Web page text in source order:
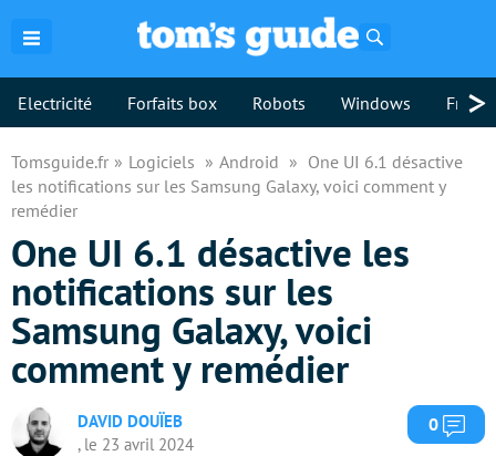
Electricité Forfaits box Robots Windows >
Tomsguide.fr Logiciels Android
One UI 6.1 désactive
les notifications sur les Samsung Galaxy, voici comment y
remédier
One UI 6.1 désactive les
notifications sur les
Samsung Galaxy, voici
comment y remédier
DAVID DOUÏEB
, le 23 avril 2024
0